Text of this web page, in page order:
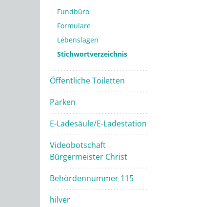
Fundbüro
Formulare
Lebenslagen
Stichwortverzeichnis
Öffentliche Toiletten
Parken
E-Ladesäule/E-Ladestation
Videobotschaft
Bürgermeister Christ
Behördennummer 115
hilver